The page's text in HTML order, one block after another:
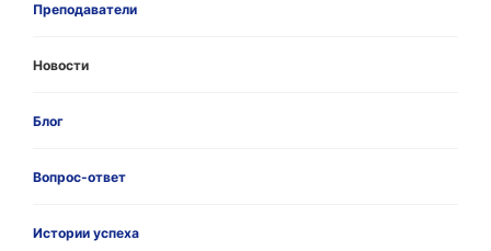
Преподаватели
Новости
Блог
Вопрос-ответ
Истории успеха